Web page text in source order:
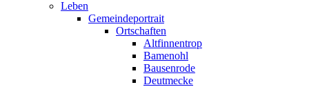
Leben
Gemeindeportrait
Ortschaften
Altfinnentrop
Bamenohl
Bausenrode
Deutmecke